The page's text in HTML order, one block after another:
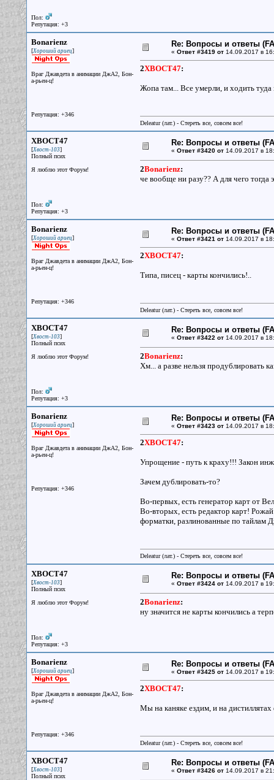
Пол:
Репутация: +3
Bonarienz
[Хороший ариец]
Враг Джавдета в анимации ДжА2, Бон-
а-рьен-ц!
Репутация: +346
Re: Вопросы и ответы
« Ответ #3419 от14.09.2017 в
2XBOCT47:
Жопа там... Все умерли, и ходить туда
Deleatur (лат.) - Стереть все, совсем все!
XBOCT47
[Хвост-103]
Полный псих
Я люблю этот Форум!
Пол:
Репутация: +3
Re: Вопросы и ответы
« Ответ #3420 от14.09.2017 в
2Bonarienz:
че вообще ни разу?? А для чего
Bonarienz
[Хороший ариец]
Враг Джавдета в анимации ДжА2, Бон-
а-рьен-ц!
Репутация: +346
Re: Вопросы и ответы
« Ответ #3421 от14.09.2017 в
2XBOCT47:
Типа, писец - карты кончились!..
Deleatur (лат.) - Стереть все, совсем все!
XBOCT47
[Хвост-103]
Полный псих
Я люблю этот Форум!
Пол:
Репутация: +3
Re: Вопросы и ответы
« Ответ #3422 от14.09.2017 в
2Bonarienz:
Хм... а разве нельзя продублировать
Bonarienz
[Хороший ариец]
Враг Джавдета в анимации ДжА2, Бон-
а-рьен-ц!
Репутация: +346
Re: Вопросы и ответы
« Ответ #3423 от14.09.2017 в
2XBOCT47:
Упрощение - путь к краху!!! Закон
Зачем дублировать-то?
Во-первых, есть генератор карт от
Во-вторых, есть редактор карт! Рожай
форматки, разлинованные по тайлам
Deleatur (лат.) - Стереть все, совсем все!
XBOCT47
[Хвост-103]
Полный псих
Я люблю этот Форум!
Пол:
Репутация: +3
Re: Вопросы и ответы
« Ответ #3424 от14.09.2017 в
2Bonarienz:
ну значится не карты кончились а
Bonarienz
[Хороший ариец]
Враг Джавдета в анимации ДжА2, Бон-
а-рьен-ц!
Репутация: +346
Re: Вопросы и ответы
« Ответ #3425 от14.09.2017 в
2XBOCT47:
Мы на каняке ездим, и на
Deleatur (лат.) - Стереть все, совсем все!
XBOCT47
[Хвост-103]
Полный псих
Re: Вопросы и ответы
« Ответ #3426 от14.09.2017 в